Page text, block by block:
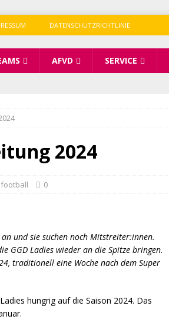
DATENSCHUTZRICHTLINIE
AFVD SERVICE
2024
0
und sie suchen noch Mitstreiter:innen.
GGD Ladies wieder an die Spitze bringen.
traditionell eine Woche nach dem Super
hungrig auf die Saison 2024. Das